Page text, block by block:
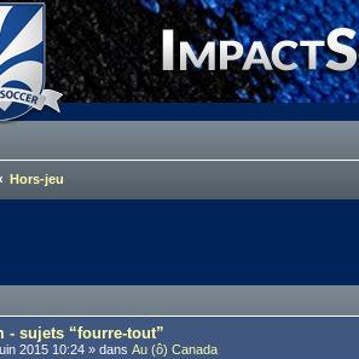
Hors-jeu
- sujets “fourre-tout”
2015 10:24 » dansAu (ô) Canada